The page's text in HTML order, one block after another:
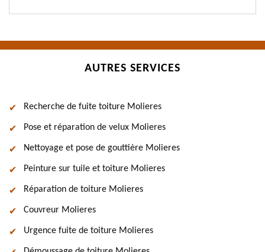
AUTRES SERVICES
Recherche de fuite toiture Molieres
Pose et réparation de velux Molieres
Nettoyage et pose de gouttière Molieres
Peinture sur tuile et toiture Molieres
Réparation de toiture Molieres
Couvreur Molieres
Urgence fuite de toiture Molieres